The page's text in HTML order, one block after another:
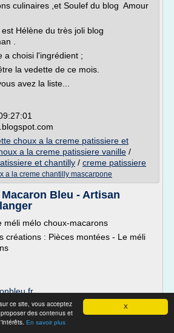
X
ce site, vous acceptez
des contenus et
En savoir plus
culinaires ,et Soulef du blog Amour
Hélène du très joli blog
.
a choisi l'ingrédient ;
la vedette de ce mois.
avez la liste...
choux a la creme patissiere et
a la creme patissiere vanille /
et chantilly / creme patissiere
a la creme chantilly mascarpone
Bleu - Artisan
méli mélo choux-macarons
créations : Pièces montées - Le méli
patissiere pour choux piece montee
/piece montee chou creme/creme
garnir choux/